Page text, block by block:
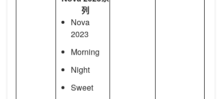
列
Nova
2023
Morning
Night
Sweet